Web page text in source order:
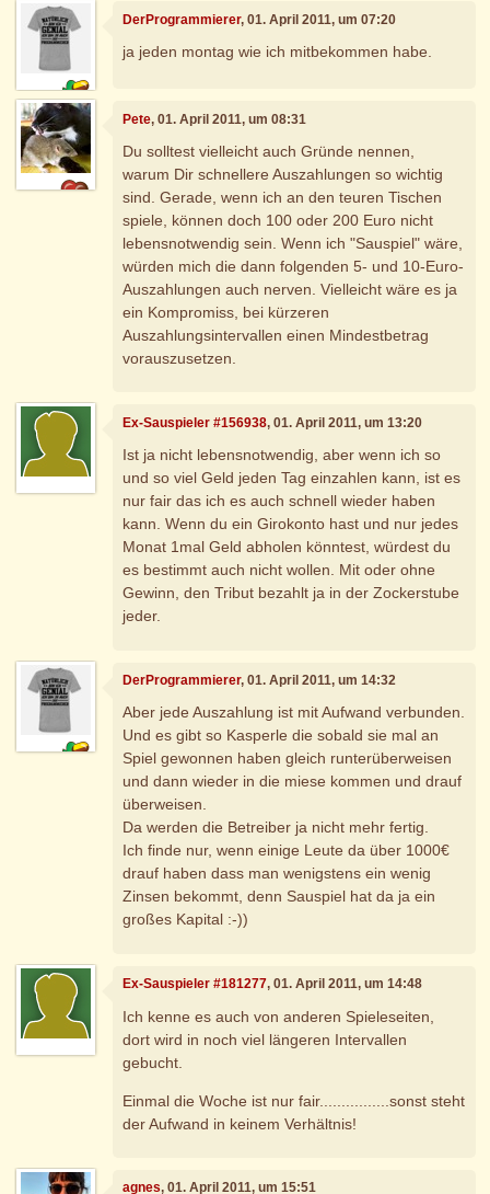
DerProgrammierer, 01. April 2011, um 07:20
ja jeden montag wie ich mitbekommen habe.
Pete, 01. April 2011, um 08:31
Du solltest vielleicht auch Gründe nennen,
warum Dir schnellere Auszahlungen so wichtig
sind. Gerade, wenn ich an den teuren Tischen
spiele, können doch 100 oder 200 Euro nicht
lebensnotwendig sein. Wenn ich "Sauspiel" wäre,
würden mich die dann folgenden 5- und 10-Euro-
Auszahlungen auch nerven. Vielleicht wäre es ja
ein Kompromiss, bei kürzeren
Auszahlungsintervallen einen Mindestbetrag
vorauszusetzen.
Ex-Sauspieler #156938, 01. April 2011, um 13:20
Ist ja nicht lebensnotwendig, aber wenn ich so
und so viel Geld jeden Tag einzahlen kann, ist es
nur fair das ich es auch schnell wieder haben
kann. Wenn du ein Girokonto hast und nur jedes
Monat 1mal Geld abholen könntest, würdest du
es bestimmt auch nicht wollen. Mit oder ohne
Gewinn, den Tribut bezahlt ja in der Zockerstube
jeder.
DerProgrammierer, 01. April 2011, um 14:32
Aber jede Auszahlung ist mit Aufwand verbunden.
Und es gibt so Kasperle die sobald sie mal an
Spiel gewonnen haben gleich runterüberweisen
und dann wieder in die miese kommen und drauf
überweisen.
Da werden die Betreiber ja nicht mehr fertig.
Ich finde nur, wenn einige Leute da über 1000€
drauf haben dass man wenigstens ein wenig
Zinsen bekommt, denn Sauspiel hat da ja ein
großes Kapital :-))
Ex-Sauspieler #181277, 01. April 2011, um 14:48
Ich kenne es auch von anderen Spieleseiten,
dort wird in noch viel längeren Intervallen
gebucht.
Einmal die Woche ist nur fair................sonst steht
der Aufwand in keinem Verhältnis!
agnes, 01. April 2011, um 15:51